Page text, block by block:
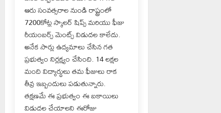
ఆరు సంవత్సరాల నుండి రాష్ట్రంలో
7200కోట్ల స్కాలర్ షిప్స్ మరియు ఫీజు
రీయంబర్స్ మెంట్స్ విడుదల కాలేదు.
అనేక సార్లు ఉద్యమాలు చేసిన గత
ప్రభుత్వం నిర్లక్ష్యం చేసింది. 14 లక్షల
మంది విద్యార్థులు తమ ఫీజులు రాక
తీవ్ర ఇబ్బందులు పడుతున్నారు.
తక్షణమే ఈ ప్రభుత్వం ఈ బకాయిలు
విడుదల చేయాలని ఈరోజు